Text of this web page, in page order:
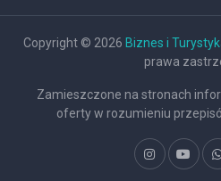
Copyright © 2026 Biznes i
prawa
Zamieszczone na stronach
oferty w rozumieniu